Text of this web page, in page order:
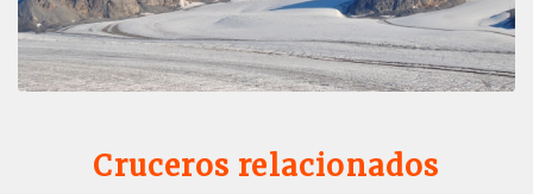
Cruceros relacionados